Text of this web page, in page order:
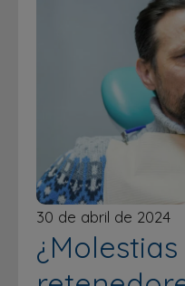
30 de abril de 2024